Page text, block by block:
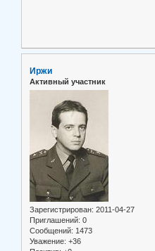
Иржи
Активный участник
Зарегистрирован: 2011-04-27
Приглашений: 0
Сообщений: 1473
Уважение: +36